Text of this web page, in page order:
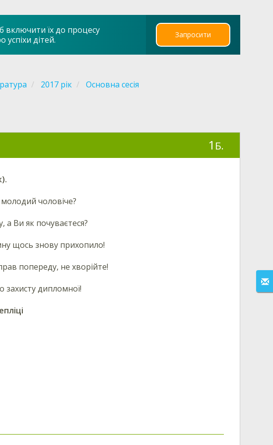
включити їх до процесу
дітей.
Запросити
2017 рік Основна сесія
1 Б.
чоловіче?
а Ви як почуваєтеся?
щось знову прихопило!
попереду, не хворійте!
захисту дипломної!